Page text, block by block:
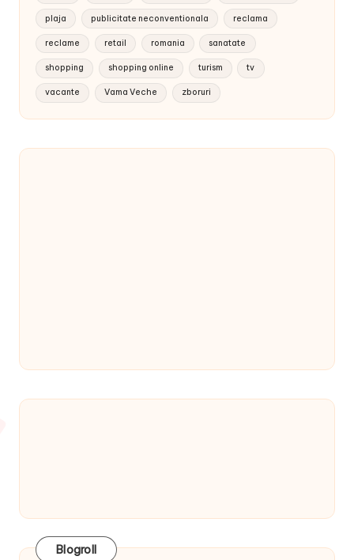
plaja publicitate neconventionala reclama
reclame retail romania sanatate
shopping shopping online turism tv
vacante Vama Veche zboruri
Blogroll